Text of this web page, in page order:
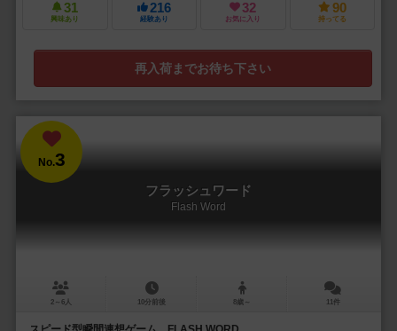
31
興味あり
216
経験あり
32
お気に入り
90
持ってる
再入荷までお待ち下さい
No.3
フラッシュワード
Flash Word
2～6人 10分前後 8歳～ 11件